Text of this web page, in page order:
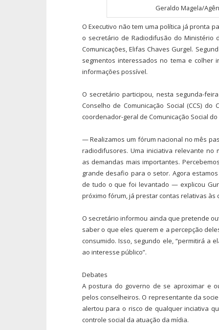
Geraldo Magela/
O Executivo não tem uma política já pronta
o secretário de Radiodifusão do Ministério
Comunicações, Elifas Chaves Gurgel.
segmentos interessados no tema e colher
informações possível.
O secretário participou, nesta segunda-
Conselho de Comunicação Social (CCS)
coordenador-geral de Comunicação Social
— Realizamos um fórum nacional no mês
radiodifusores. Uma iniciativa relevante no
as demandas mais importantes.
grande desafio para o setor. Agora
de tudo o que foi levantado — explicou
próximo fórum, já prestar contas relativas às
O secretário informou ainda que pretende
saber o que eles querem e a percepção
consumido. Isso, segundo ele, “permitirá a
ao interesse público”.
Debates
A postura do governo de se aproximar e
pelos conselheiros. O representante da
alertou para o risco de qualquer inciativa
controle social da atuação da mídia.